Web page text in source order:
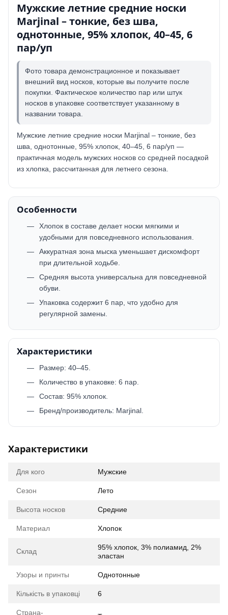
Мужские летние средние носки
Marjinal – тонкие, без шва,
однотонные, 95% хлопок, 40–45, 6
пар/уп
Фото товара демонстрационное и показывает
внешний вид носков, которые вы получите после
покупки. Фактическое количество пар или штук
носков в упаковке соответствует указанному в
названии товара.
Мужские летние средние носки Marjinal – тонкие, без
шва, однотонные, 95% хлопок, 40–45, 6 пар/уп —
практичная модель мужских носков со средней посадкой
из хлопка, рассчитанная для летнего сезона.
Особенности
Хлопок в составе делает носки мягкими и
удобными для повседневного использования.
Аккуратная зона мыска уменьшает дискомфорт
при длительной ходьбе.
Средняя высота универсальна для повседневной
обуви.
Упаковка содержит 6 пар, что удобно для
регулярной замены.
Характеристики
Размер: 40–45.
Количество в упаковке: 6 пар.
Состав: 95% хлопок.
Бренд/производитель: Marjinal.
Характеристики
Для кого Мужские
Сезон Лето
Высота носков Средние
Материал Хлопок
Склад
95% хлопок, 3% полиамид, 2%
эластан
Узоры и принты Однотонные
Кількість в упаковці 6
Страна-